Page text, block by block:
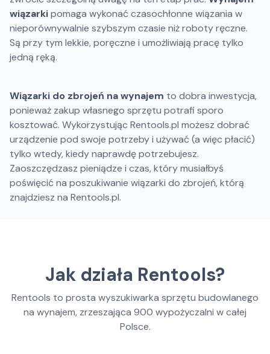
wiązarkipomaga wykonać czasochłonne wiązania w
nieporównywalnie szybszym czasie niż roboty ręczne.
Są przy tym lekkie, poręczne i umożliwiają pracę tylko
jedną ręką.
Wiązarki do zbrojeń na wynajem to dobra inwestycja,
ponieważ zakup własnego sprzętu potrafi sporo
kosztować. Wykorzystując Rentools.pl możesz dobrać
urządzenie pod swoje potrzeby i używać (a więc płacić)
tylko wtedy, kiedy naprawdę potrzebujesz.
Zaoszczędzasz pieniądze i czas, który musiałbyś
poświęcić na poszukiwanie wiązarki do zbrojeń, którą
znajdziesz na Rentools.pl.
Jak działa Rentools?
Rentools to prosta wyszukiwarka sprzętu budowlanego
na wynajem, zrzeszająca 900 wypożyczalni w całej
Polsce.